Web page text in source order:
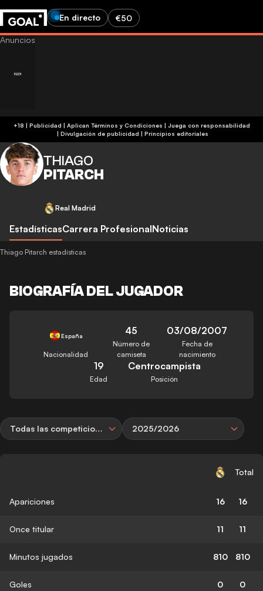
En directo €50
+18 | Publicidad | Aplican Términos y Condiciones | Juega con responsabilidad
| Divulgación de publicidad | Principios editoriales
THIAGO
PITARCH
Real Madrid
EstadísticasCarrera ProfesionalNoticias
Thiago Pitarch estadísticas
BIOGRAFÍA DEL JUGADOR
España
Nacionalidad
45
Número de
camiseta
03/08/2007
Fecha de
nacimiento
19
Edad
Centrocampista
Posición
Todas las competiciones 2025/2026
Total
Apariciones 16 16
Once titular 11 11
Minutos jugados 810 810
Goles 0 0